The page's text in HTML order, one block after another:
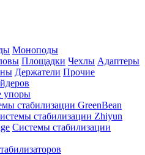
Моноподы
Площадки Чехлы Адаптеры
Держатели Прочие
упоры
стабилизации GreenBean
стабилизации Zhiyun
Системы стабилизации